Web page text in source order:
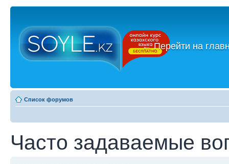
←Перейти на
Список форумов
Часто задаваемые